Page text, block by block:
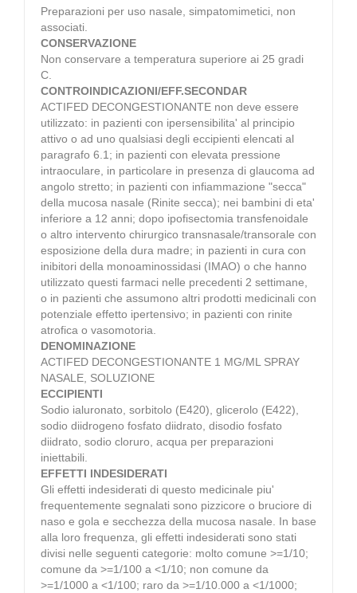
Preparazioni per uso nasale, simpatomimetici, non
associati.
CONSERVAZIONE
Non conservare a temperatura superiore ai 25 gradi
C.
CONTROINDICAZIONI/EFF.SECONDAR
ACTIFED DECONGESTIONANTE non deve essere
utilizzato: in pazienti con ipersensibilita' al principio
attivo o ad uno qualsiasi degli eccipienti elencati al
paragrafo 6.1; in pazienti con elevata pressione
intraoculare, in particolare in presenza di glaucoma ad
angolo stretto; in pazienti con infiammazione "secca"
della mucosa nasale (Rinite secca); nei bambini di eta'
inferiore a 12 anni; dopo ipofisectomia transfenoidale
o altro intervento chirurgico transnasale/transorale con
esposizione della dura madre; in pazienti in cura con
inibitori della monoaminossidasi (IMAO) o che hanno
utilizzato questi farmaci nelle precedenti 2 settimane,
o in pazienti che assumono altri prodotti medicinali con
potenziale effetto ipertensivo; in pazienti con rinite
atrofica o vasomotoria.
DENOMINAZIONE
ACTIFED DECONGESTIONANTE 1 MG/ML SPRAY
NASALE, SOLUZIONE
ECCIPIENTI
Sodio ialuronato, sorbitolo (E420), glicerolo (E422),
sodio diidrogeno fosfato diidrato, disodio fosfato
diidrato, sodio cloruro, acqua per preparazioni
iniettabili.
EFFETTI INDESIDERATI
Gli effetti indesiderati di questo medicinale piu'
frequentemente segnalati sono pizzicore o bruciore di
naso e gola e secchezza della mucosa nasale. In base
alla loro frequenza, gli effetti indesiderati sono stati
divisi nelle seguenti categorie: molto comune >=1/10;
comune da >=1/100 a <1/10; non comune da
>=1/1000 a <1/100; raro da >=1/10.000 a <1/1000;